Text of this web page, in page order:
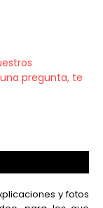
pregunta, te
y fotos